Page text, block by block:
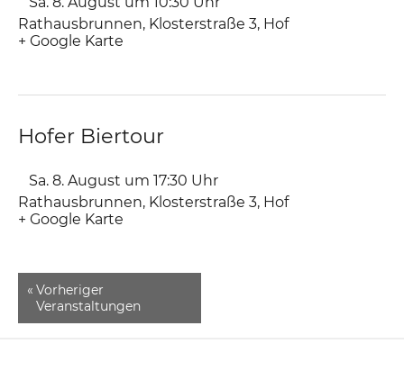
Rathausbrunnen, Klosterstraße 3 Hof
+ Google Karte
Hofer Biertour
Sa. 8. August um 17:30 Uhr
Rathausbrunnen, Klosterstraße 3 Hof
+ Google Karte
« Vorheriger
Veranstaltungen